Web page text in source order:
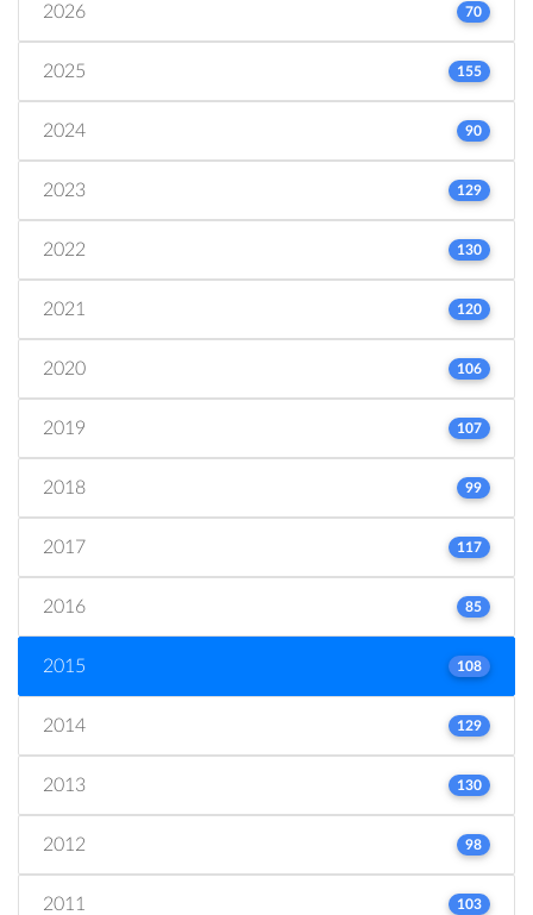
2026 70
2025 155
2024 90
2023 129
2022 130
2021 120
2020 106
2019 107
2018 99
2017 117
2016 85
2015 108
2014 129
2013 130
2012 98
2011 103